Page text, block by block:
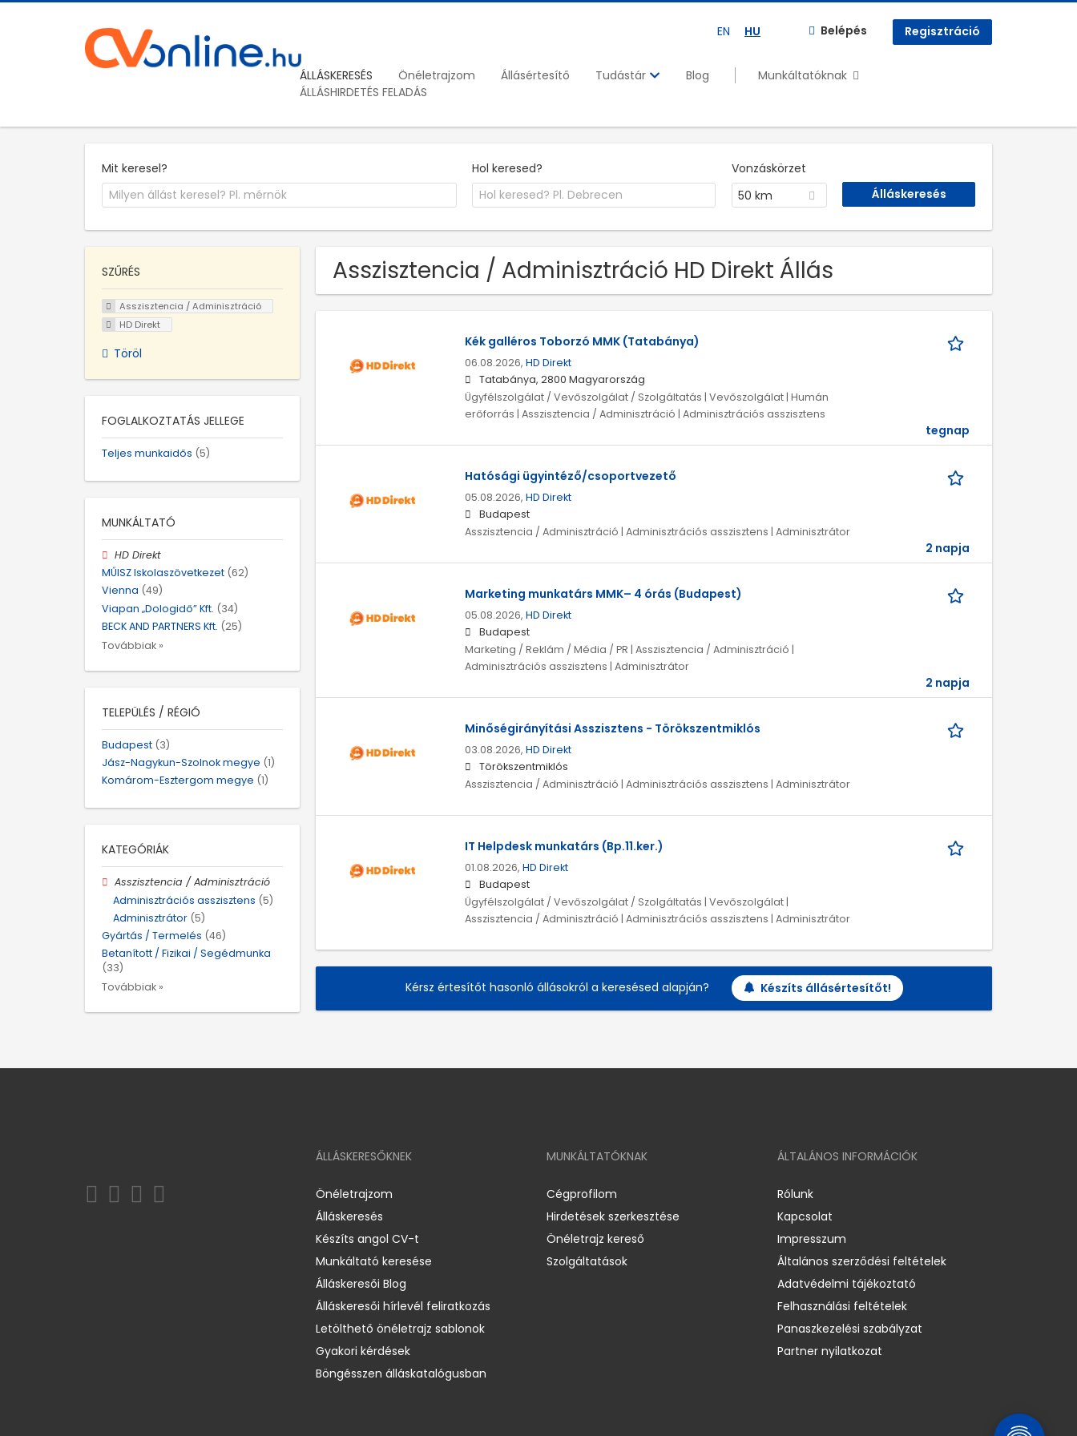
EN HU Belépés Regisztráció
ÁLLÁSKERESÉS Önéletrajzom Állásértesítő Tudástár Blog
Munkáltatóknak
ÁLLÁSHIRDETÉS FELADÁS
Mit keresel? Hol keresed?
Vonzáskörzet
50 km
Asszisztencia / Adminisztráció HD Direkt Állás
Kék galléros Toborzó MMK (Tatabánya)
06.08.2026, HD Direkt
Tatabánya, 2800 Magyarország
Ügyfélszolgálat / Vevőszolgálat / Szolgáltatás | Vevőszolgálat | Humán
erőforrás | Asszisztencia / Adminisztráció | Adminisztrációs asszisztens
tegnap
Hatósági ügyintéző/csoportvezető
05.08.2026, HD Direkt
Budapest
Asszisztencia / Adminisztráció | Adminisztrációs asszisztens | Adminisztrátor
2 napja
Marketing munkatárs MMK– 4 órás (Budapest)
05.08.2026, HD Direkt
Budapest
Marketing / Reklám / Média / PR | Asszisztencia / Adminisztráció |
Adminisztrációs asszisztens | Adminisztrátor
2 napja
Minőségirányítási Asszisztens - Törökszentmiklós
03.08.2026, HD Direkt
Törökszentmiklós
Asszisztencia / Adminisztráció | Adminisztrációs asszisztens | Adminisztrátor
IT Helpdesk munkatárs (Bp.11.ker.)
01.08.2026, HD Direkt
Budapest
Ügyfélszolgálat / Vevőszolgálat / Szolgáltatás | Vevőszolgálat |
Asszisztencia / Adminisztráció | Adminisztrációs asszisztens | Adminisztrátor
Kérsz értesítőt hasonló állásokról a keresésed alapján? Készíts állásértesítőt!
SZŰRÉS
Asszisztencia / Adminisztráció
HD Direkt
Töröl
FOGLALKOZTATÁS JELLEGE
Teljes munkaidős (5)
MUNKÁLTATÓ
HD Direkt
MŰISZ Iskolaszövetkezet (62)
Vienna (49)
Viapan „Dologidő” Kft. (34)
BECK AND PARTNERS Kft. (25)
Továbbiak »
TELEPÜLÉS / RÉGIÓ
Budapest (3)
Jász-Nagykun-Szolnok megye (1)
Komárom-Esztergom megye (1)
KATEGÓRIÁK
Asszisztencia / Adminisztráció
Adminisztrációs asszisztens (5)
Adminisztrátor (5)
Gyártás / Termelés (46)
Betanított / Fizikai / Segédmunka
(33)
Továbbiak »
ÁLLÁSKERESŐKNEK
Önéletrajzom
Álláskeresés
Készíts angol CV-t
Munkáltató keresése
Álláskeresői Blog
Álláskeresői hírlevél feliratkozás
Letölthető önéletrajz sablonok
Gyakori kérdések
Böngésszen álláskatalógusban
MUNKÁLTATÓKNAK
Cégprofilom
Hirdetések szerkesztése
Önéletrajz kereső
Szolgáltatások
ÁLTALÁNOS INFORMÁCIÓK
Rólunk
Kapcsolat
Impresszum
Általános szerződési feltételek
Adatvédelmi tájékoztató
Felhasználási feltételek
Panaszkezelési szabályzat
Partner nyilatkozat